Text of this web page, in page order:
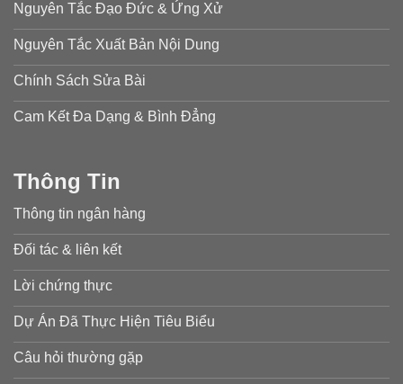
Nguyên Tắc Đạo Đức & Ứng Xử
Nguyên Tắc Xuất Bản Nội Dung
Chính Sách Sửa Bài
Cam Kết Đa Dạng & Bình Đẳng
Thông Tin
Thông tin ngân hàng
Đối tác & liên kết
Lời chứng thực
Dự Án Đã Thực Hiện Tiêu Biểu
Câu hỏi thường gặp